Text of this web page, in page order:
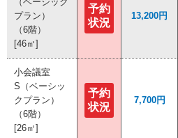
プラン）
（6階）
[46㎡]
予約
状況
13,200円
小会議室
S（ベーシッ
クプラン）
（6階）
[26㎡]
予約
状況
7,700円
プラン）
（6階）
[46㎡]
予約
状況
13,200円
小会議室
S（ベーシッ
クプラン）
（6階）
[26㎡]
予約
状況
7,700円